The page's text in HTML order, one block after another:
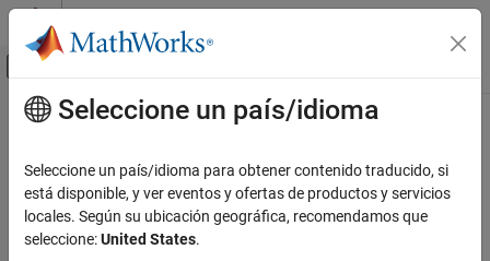
Saltar al contenido
Mostrar/ocultar menú de navegación
Inicio de Documentación
Contenido principal
¿Qué tan útil fue esta traducción?
Seleccione un país/idioma
Seleccione un país/idioma para obtener contenido traducido, si
está disponible, y ver eventos y ofertas de productos y servicios
locales. Según su ubicación geográfica, recomendamos que
seleccione:United States.